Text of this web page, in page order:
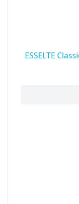
ESSELTE